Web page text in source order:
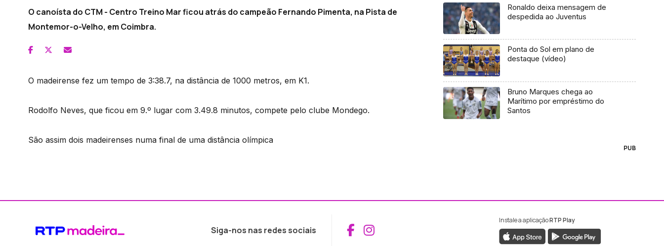
O canoísta do CTM - Centro Treino Mar ficou atrás do campeão Fernando Pimenta, na Pista de
Montemor-o-Velho, em Coimbra.
O madeirense fez um tempo de 3:38.7, na distância de 1000 metros, em K1.
Rodolfo Neves, que ficou em 9.º lugar com 3.49.8 minutos, compete pelo clube Mondego.
São assim dois madeirenses numa final de uma distância olímpica
Ronaldo deixa mensagem de
despedida ao Juventus
Ponta do Sol em plano de
destaque (vídeo)
Bruno Marques chega ao
Marítimo por empréstimo do
Santos
PUB
Siga-nos nas redes sociais Aceder ao Facebook da RTP Madeira
Aceder ao Instagram da RTP Madeira
Instale a aplicaçãoRTP Play